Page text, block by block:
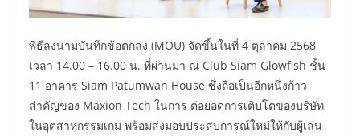
พิธีลงนามบันทึกข้อตกลง (MOU) จัดขึ้นในที่ 4 ตุลาคม 2568
เวลา 14.00 – 16.00 น. ที่ผ่านมา ณ Club Siam Glowfish ชั้น
11 อาคาร Siam Patumwan House ซึ่งถือเป็นอีกหนึ่งก้าว
สำคัญของ Maxion Tech ในการ ต่อยอดการเติบโตของบริษัท
ในอุตสาหกรรมเกม พร้อมส่งมอบประสบการณ์ใหม่ให้กับผู้เล่น